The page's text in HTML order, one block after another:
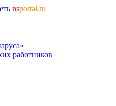
nsportal.ru
работников